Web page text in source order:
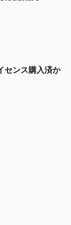
センス購入済か